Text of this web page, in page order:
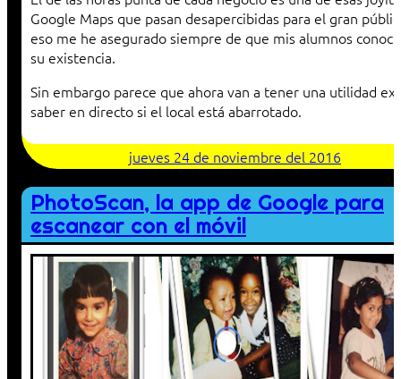
Google Maps que pasan desapercibidas para el gran
eso me he asegurado siempre de que mis alumnos
su existencia.
Sin embargo parece que ahora van a tener una utilidad
saber en directo si el local está abarrotado.
jueves 24 de noviembre del 2016
PhotoScan, la app de Google para
escanear con el móvil